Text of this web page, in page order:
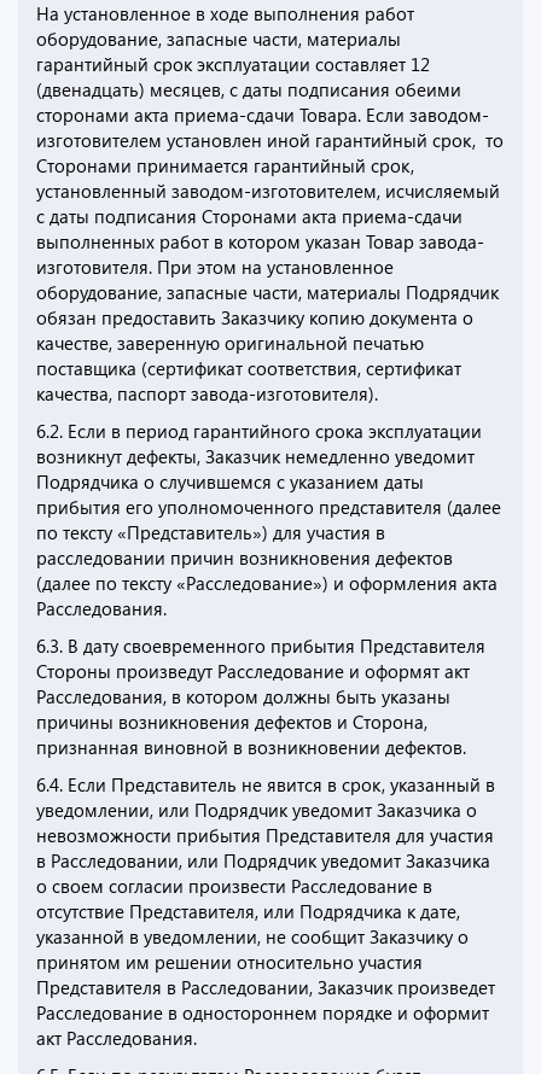
На установленное в ходе выполнения работ
оборудование, запасные части, материалы
гарантийный срок эксплуатации составляет 12
(двенадцать) месяцев, с даты подписания обеими
сторонами акта приема-сдачи Товара. Если заводом-
изготовителем установлен иной гарантийный срок, то
Сторонами принимается гарантийный срок,
установленный заводом-изготовителем, исчисляемый
с даты подписания Сторонами акта приема-сдачи
выполненных работ в котором указан Товар завода-
изготовителя. При этом на установленное
оборудование, запасные части, материалы Подрядчик
обязан предоставить Заказчику копию документа о
качестве, заверенную оригинальной печатью
поставщика (сертификат соответствия, сертификат
качества, паспорт завода-изготовителя).
6.2. Если в период гарантийного срока эксплуатации
возникнут дефекты, Заказчик немедленно уведомит
Подрядчика о случившемся с указанием даты
прибытия его уполномоченного представителя (далее
по тексту «Представитель») для участия в
расследовании причин возникновения дефектов
(далее по тексту «Расследование») и оформления акта
Расследования.
6.3. В дату своевременного прибытия Представителя
Стороны произведут Расследование и оформят акт
Расследования, в котором должны быть указаны
причины возникновения дефектов и Сторона,
признанная виновной в возникновении дефектов.
6.4. Если Представитель не явится в срок, указанный в
уведомлении, или Подрядчик уведомит Заказчика о
невозможности прибытия Представителя для участия
в Расследовании, или Подрядчик уведомит Заказчика
о своем согласии произвести Расследование в
отсутствие Представителя, или Подрядчика к дате,
указанной в уведомлении, не сообщит Заказчику о
принятом им решении относительно участия
Представителя в Расследовании, Заказчик произведет
Расследование в одностороннем порядке и оформит
акт Расследования.